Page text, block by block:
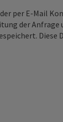
per E-Mail
der Anfrage